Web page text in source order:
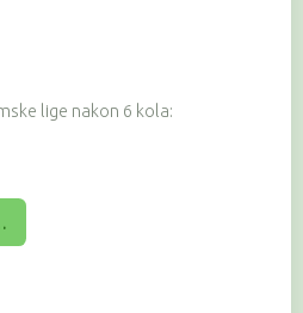
lige nakon 6 kola: